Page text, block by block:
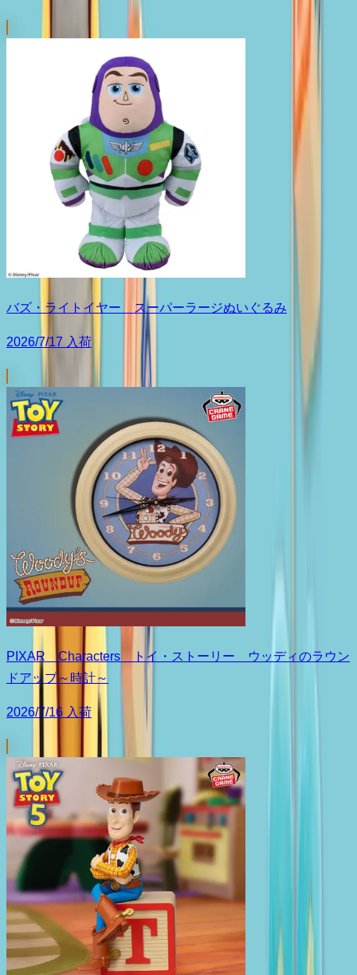
バズ・ライトイヤー スーパーラージぬいぐるみ
2026/7/17 入荷
PIXAR Characters トイ・ストーリー ウッディのラウン
ドアップ～時計～
2026/7/16 入荷